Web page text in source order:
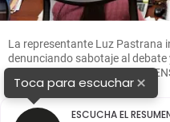
La representante Luz Pastrana
denunciando sabotaje al
se volvió viral. FOTO:
Toca para escuchar×
ESCUCHA EL